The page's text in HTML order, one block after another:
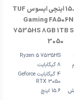
لپ تاپ 15.6 اینچی ایسوس TUF
Gaming
7535HS 8GB 1TB
3050
Ryzen 5 7535HS
8 گیگابایت
4 گیگابایت Geforce
RTX 3050
15.6 اینچ